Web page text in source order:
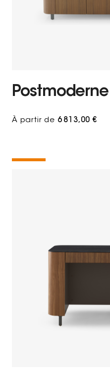
À partir de 6 813,00 €